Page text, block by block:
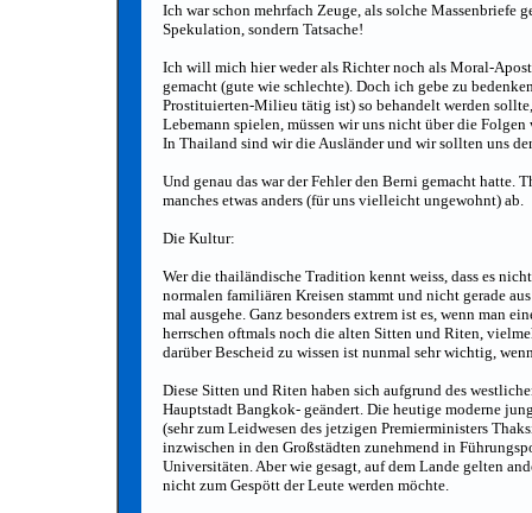
Ich war schon mehrfach Zeuge, als solche Massenbriefe
Spekulation, sondern Tatsache!
Ich will mich hier weder als Richter noch als Moral-
gemacht (gute wie schlechte). Doch ich gebe zu
Prostituierten-Milieu tätig ist) so behandelt werden
Lebemann spielen, müssen wir uns nicht über die Folgen
In Thailand sind wir die Ausländer und wir sollten uns
Und genau das war der Fehler den Berni gemacht
manches etwas anders (für uns vielleicht ungewohnt) ab.
Die Kultur:
Wer die thailändische Tradition kennt weiss, dass es
normalen familiären Kreisen stammt und nicht gerade
mal ausgehe. Ganz besonders extrem ist es, wenn man
herrschen oftmals noch die alten Sitten und Riten,
darüber Bescheid zu wissen ist nunmal sehr wichtig,
Diese Sitten und Riten haben sich aufgrund des
Hauptstadt Bangkok- geändert. Die heutige moderne
(sehr zum Leidwesen des jetzigen Premierministers
inzwischen in den Großstädten zunehmend in
Universitäten. Aber wie gesagt, auf dem Lande gelten
nicht zum Gespött der Leute werden möchte.